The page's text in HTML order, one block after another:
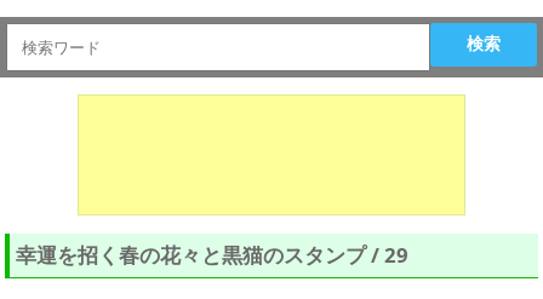
検索
幸運を招く春の花々と黒猫のスタンプ / 29